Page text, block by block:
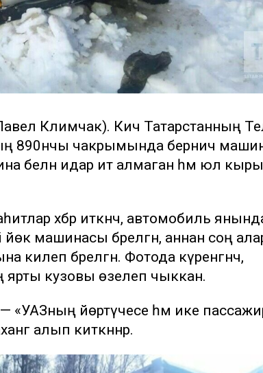
Климчак). Кичә Татарстанның
890нчы чакрымында берничә
белән идарә итә алмаган һәм юл
хәбәр иткәнчә, автомобиль
машинасы бәрелгән, аннан соң
бәрелгән. Фотода күренгәнчә,
ярты кузовы өзелеп чыккан.
— «УАЗның йөртүчесе һәм ике
алып киткәннәр.